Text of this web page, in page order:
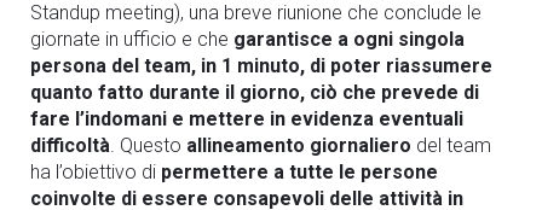
Standup meeting), una breve riunione che conclude le
giornate in ufficio e che garantisce a ogni singola
persona del team, in 1 minuto, di poter riassumere
quanto fatto durante il giorno, ciò che prevede di
fare l’indomani e mettere in evidenza eventuali
difficoltà. Questo allineamento giornaliero del team
ha l’obiettivo di permettere a tutte le persone
coinvolte di essere consapevoli delle attività in